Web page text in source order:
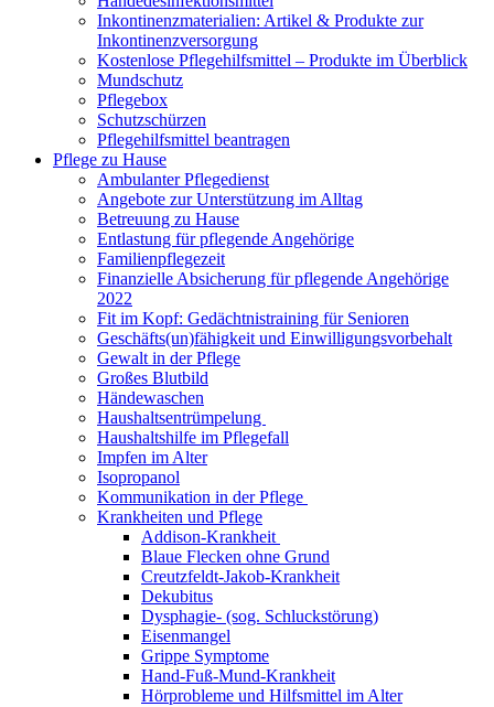
Inkontinenzmaterialien: Artikel & Produkte zur
Inkontinenzversorgung
Kostenlose Pflegehilfsmittel – Produkte im Überblick
Mundschutz
Pflegebox
Schutzschürzen
Pflegehilfsmittel beantragen
Pflege zu Hause
Ambulanter Pflegedienst
Angebote zur Unterstützung im Alltag
Betreuung zu Hause
Entlastung für pflegende Angehörige
Familienpflegezeit
Finanzielle Absicherung für pflegende Angehörige
2022
Fit im Kopf: Gedächtnistraining für Senioren
Geschäfts(un)fähigkeit und Einwilligungsvorbehalt
Gewalt in der Pflege
Großes Blutbild
Händewaschen
Haushaltsentrümpelung
Haushaltshilfe im Pflegefall
Impfen im Alter
Isopropanol
Kommunikation in der Pflege
Krankheiten und Pflege
Addison-Krankheit
Blaue Flecken ohne Grund
Creutzfeldt-Jakob-Krankheit
Dekubitus
Dysphagie- (sog. Schluckstörung)
Eisenmangel
Grippe Symptome
Hand-Fuß-Mund-Krankheit
Hörprobleme und Hilfsmittel im Alter